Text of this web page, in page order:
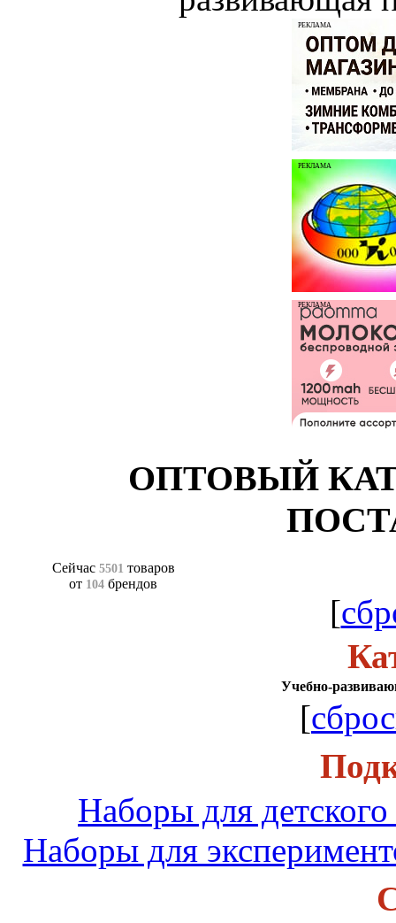
РЕКЛАМА
РЕКЛАМА
РЕКЛАМА
ОПТОВЫЙ
Сейчас 5501 товаров
от 104 брендов
[
Учебно-
[
Наборы для детского
Наборы для